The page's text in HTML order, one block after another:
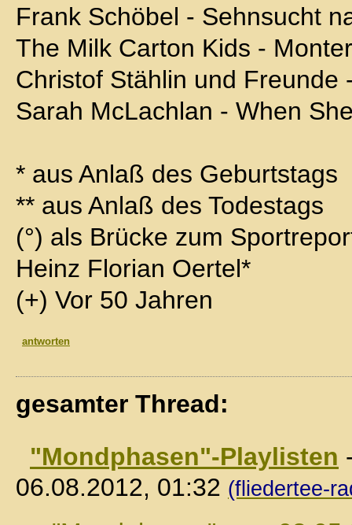
Frank Schöbel - Sehnsucht
The Milk Carton Kids -
Christof Stählin und Freunde
Sarah McLachlan - When
* aus Anlaß des Geburtstags
** aus Anlaß des Todestags
(°) als Brücke zum
Heinz Florian Oertel*
(+) Vor 50 Jahren
antworten
gesamter Thread:
"Mondphasen"-Playlisten
06.08.2012, 01:32 (fliedertee-